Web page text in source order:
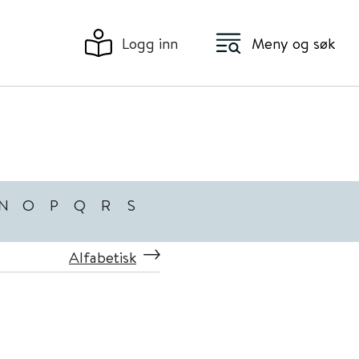
Logg inn Meny og søk
O P Q R S
Alfabetisk